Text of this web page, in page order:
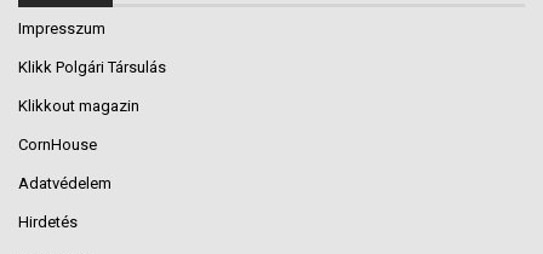
Impresszum
Klikk Polgári Társulás
Klikkout magazin
CornHouse
Adatvédelem
Hirdetés